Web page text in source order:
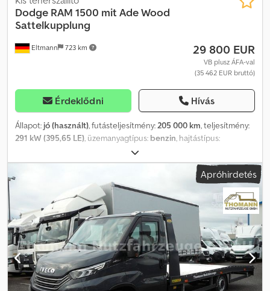
Eltmann 723 km
Dodge RAM 1500 mit Ade Wood
Sattelkupplung
29 800 EUR
VB plusz ÁFA-val
(35 462 EUR bruttó)
Érdeklődni Hívás
Állapot: jó (használt), futásteljesítmény: 205 000 km, teljesítmény:
291 kW (395,65 LE) , üzemanyagtípus: benzin , hajtástípus:
4x4
tömeg:2 500 kg, maximális teherbírás:1 000 kg, üzemi tömeg:
7 000 kg
, kibocsátási osztály:
, felfüggesztés:levegő
305/45 R
, ülések száma: 5, korábbi tulajdonosok száma:1 , Gyártási év:
2012, Felszereltség:ABS, differenciálzár, ködlámpák, központi
zár, légkondicionálás, navigációs rendszer, négyévszakos
gumiabroncsok, teherautó regisztráció, tempomat, utánfutó
vonófej, összkerékhajtás, ülésfűtés, Soros és egyedi felszereltség
DODGE RAM 1500 Classic Ade Wood nyeregszerkezettel –
légrugós hátsó tengely - Riasztóberendezés - Extra széles
Apróhirdetés